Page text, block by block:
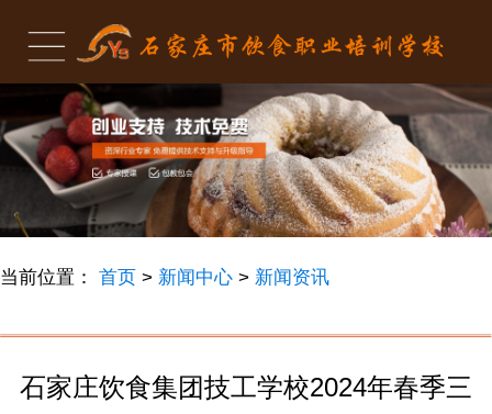
当前位置： 首页 > 新闻中心 > 新闻资讯
石家庄饮食集团技工学校2024年春季三